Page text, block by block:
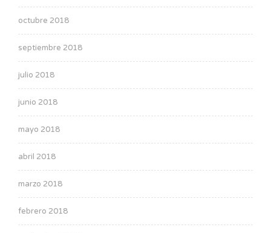
octubre 2018
septiembre 2018
julio 2018
junio 2018
mayo 2018
abril 2018
marzo 2018
febrero 2018